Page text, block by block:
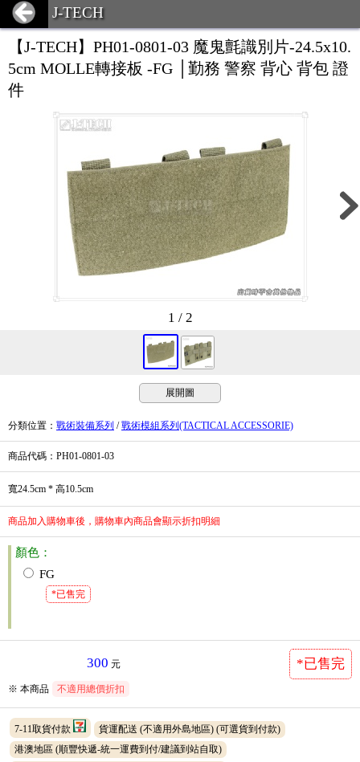
J-TECH
【J-TECH】PH01-0801-03 魔鬼氈識別片-24.5x10.
5cm MOLLE轉接板 -FG │勤務 警察 背心 背包 證
件
1 / 2
展開圖
分類位置 ： 戰術裝備系列 /戰術模組系列(TACTICAL ACCESSORIE)
商品代碼 ：PH01-0801-03
寬24.5cm * 高10.5cm
商品加入購物車後，購物車內商品會顯示折扣明細
顏色：
FG
*已售完
300 元 *已售完
※ 本商品 不適用總價折扣
7-11取貨付款 貨運配送 (不適用外島地區) (可選貨到付款)
港澳地區 (順豐快遞-統一運費到付/建議到站自取)